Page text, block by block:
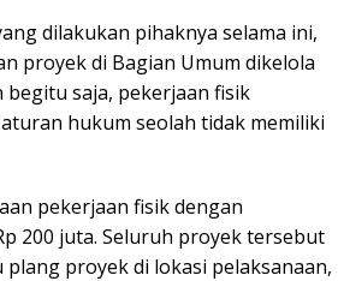
dilakukan pihaknya selama ini,
proyek di Bagian Umum dikelola
saja, pekerjaan fisik
hukum seolah tidak memiliki
pekerjaan fisik dengan
200 juta. Seluruh proyek tersebut
proyek di lokasi pelaksanaan,